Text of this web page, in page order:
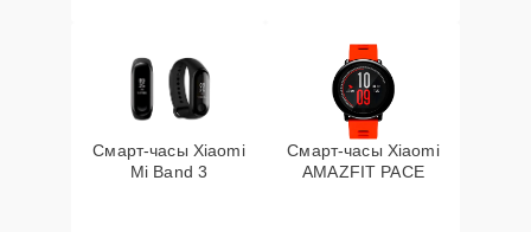
Смарт-часы Xiaomi
Mi Band 3
Смарт-часы Xiaomi
AMAZFIT PACE